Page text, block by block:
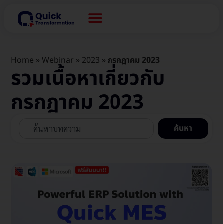
Home »Webinar » 2023 » กรกฎาคม 2023
รวมเนื้อหาเกี่ยวกับ
กรกฎาคม 2023
ค้นหา